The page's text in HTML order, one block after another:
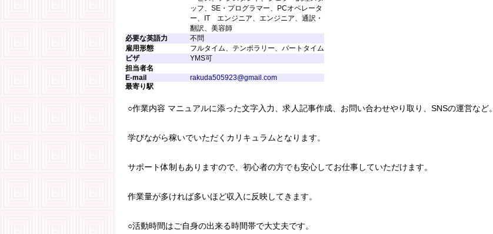
ッフ、SE・プログラマー、PCオペレータ
ー、IT エンジニア、エンジニア、通訳・
翻訳、美容師
必要な英語力
不問
雇用形態
フルタイム、テンポラリー、パートタイム
ビザ
YMS可
担当者名
E-mail
rakuda505923@gmail.com
最寄り駅
○作業内容 マニュアルに添った文字入力、求人記事作成、お問い合わせやり取り、SNSの運営など。
学びながら稼いでいただくカリキュラムとなります。
サポート体制もありますので、初心者の方でも安心してお仕事していただけます。
作業量が多ければ多いほど収入に反映してきます。
○活動時間はご自身の出来る時間帯で大丈夫です。